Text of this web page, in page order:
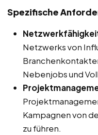
Spezifische
Netzwerks von
Nebenjobs und
Kampagnen von
zu führen.